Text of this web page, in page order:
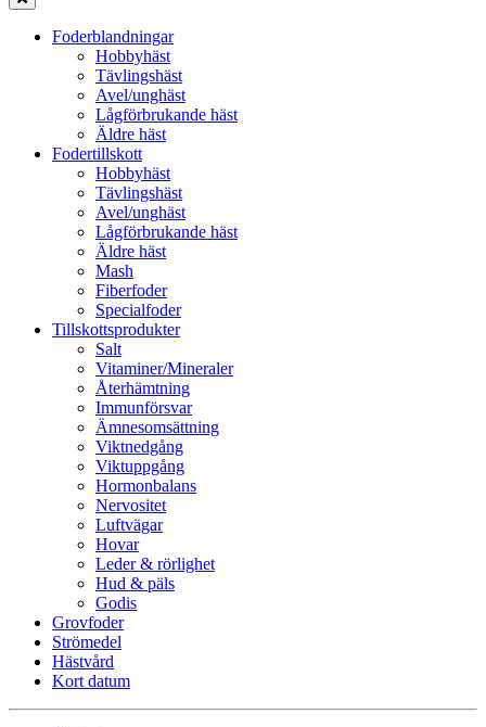
Foderblandningar
Hobbyhäst
Tävlingshäst
Avel/unghäst
Lågförbrukande häst
Äldre häst
Fodertillskott
Hobbyhäst
Tävlingshäst
Avel/unghäst
Lågförbrukande häst
Äldre häst
Mash
Fiberfoder
Specialfoder
Tillskottsprodukter
Salt
Vitaminer/Mineraler
Återhämtning
Immunförsvar
Ämnesomsättning
Viktnedgång
Viktuppgång
Hormonbalans
Nervositet
Luftvägar
Hovar
Leder & rörlighet
Hud & päls
Godis
Grovfoder
Strömedel
Hästvård
Kort datum